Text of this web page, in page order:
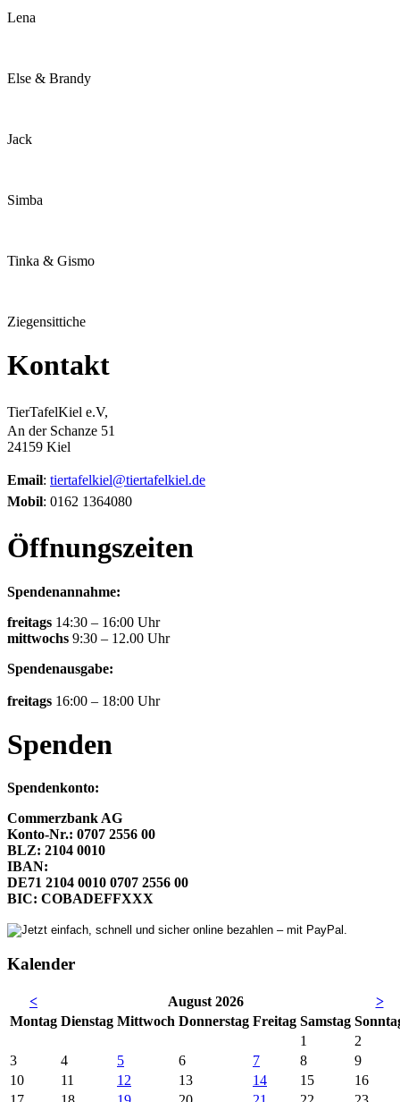
Lena
Else & Brandy
Jack
Simba
Tinka & Gismo
Ziegensittiche
Kontakt
TierTafelKiel e.V,
An der Schanze 51
24159 Kiel
Email: tiertafelkiel@tiertafelkiel.de
Mobil: 0162 1364080
Öffnungszeiten
Spendenannahme:
freitags 14:30 – 16:00 Uhr
mittwochs 9:30 – 12.00 Uhr
Spendenausgabe:
freitags 16:00 – 18:00 Uhr
Spenden
Spendenkonto:
Commerzbank AG
Konto-Nr.: 0707 2556 00
BLZ: 2104 0010
IBAN:
DE71 2104 0010 0707 2556 00
BIC: COBADEFFXXX
Kalender
< August 2026
>
Montag Dienstag Mittwoch Donnerstag Freitag Samstag So
1
2
3
4 5 6 7 8
9
10
11 12 13 14 15
16